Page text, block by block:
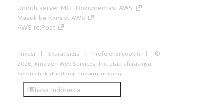
Unduh server MCP Dokumentasi AWS
Masuk ke Konsol AWS
AWS re:Post
Privasi Syarat situs Preferensi cookie
©
2026, Amazon Web Services, Inc. atau afiliasinya.
Semua hak dilindungi undang-undang.
Bahasa Indonesia